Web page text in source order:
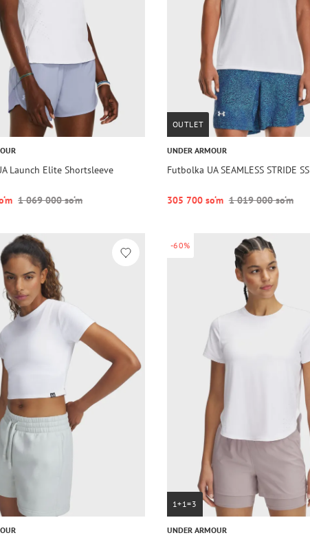
Launch Elite Shortsleeve
1 069 000 so‘m
OUTLET
UNDER ARMOUR
Futbolka UA SEAMLESS STRIDE SS
305 700 so‘m 1 019 000 so‘m
-60%
1+1=3
UNDER ARMOUR